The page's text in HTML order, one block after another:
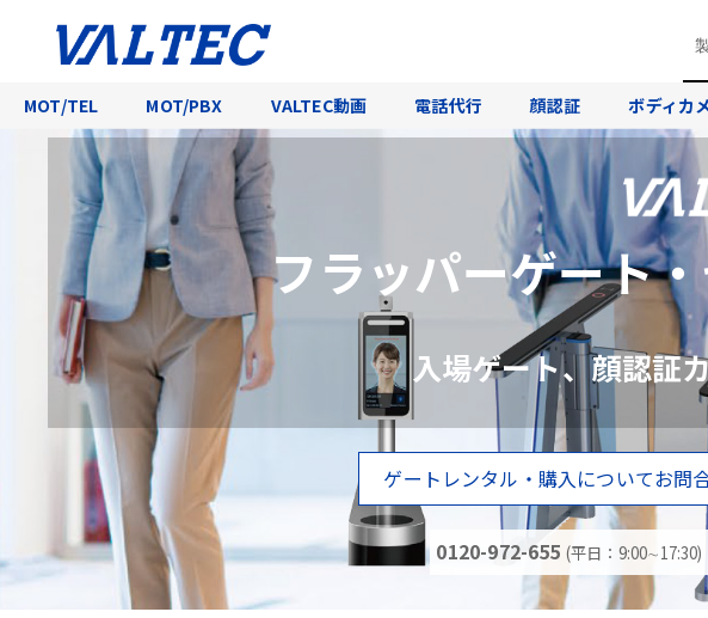
MOT/TEL MOT/PBX VALTEC動画 電話代行 顔認証 ボディカ
フラッパーゲート
入場ゲート、顔認証
ゲートレンタル・購入についてお問
0120-972-655 (平日：9:00∼17:30)